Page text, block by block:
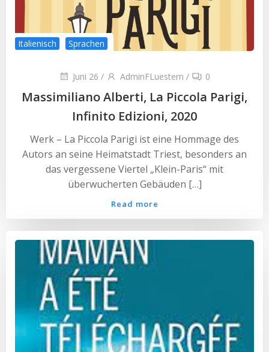
Italienisch Sprachen
Juni 26 / AdminFLuestern / 0
Massimiliano Alberti, La Piccola Parigi,
Infinito Edizioni, 2020
Werk – La Piccola Parigi ist eine Hommage des
Autors an seine Heimatstadt Triest, besonders an
das vergessene Viertel „Klein-Paris“ mit
überwucherten Gebäuden […]
Read more